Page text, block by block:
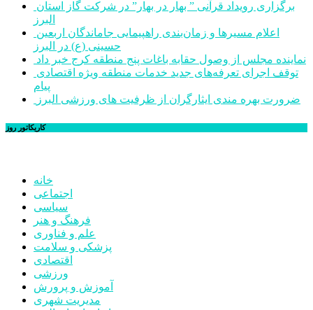
البرز
حسینی (ع) در البرز
نماینده مجلس از وصول حقابه باغات پنج منطقه کرج خبر داد
پیام
ضرورت بهره مندی ایثارگران از ظرفیت های ورزشی البرز
کاریکاتور روز
خانه
اجتماعی
سیاسی
فرهنگ و هنر
علم و فناوری
پزشکی و سلامت
اقتصادی
ورزشی
آموزش و پرورش
مدیریت شهری